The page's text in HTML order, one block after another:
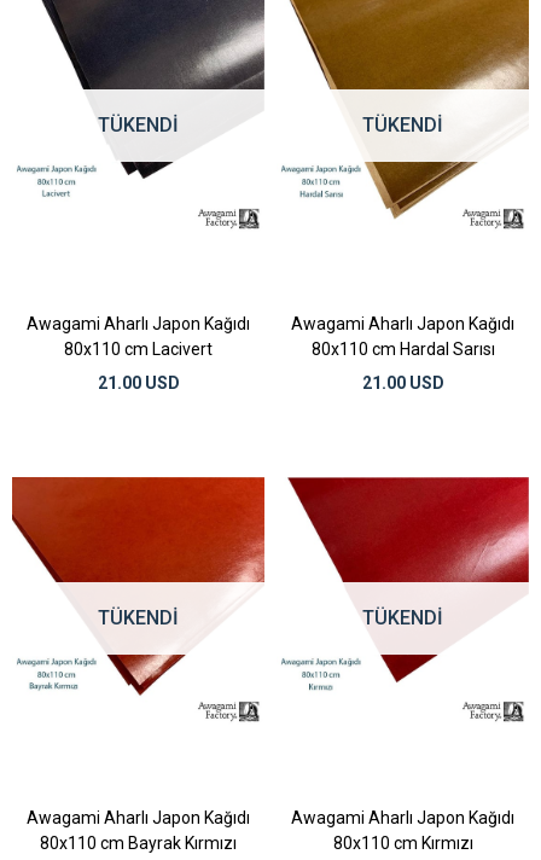
TÜKENDI
Awagami Aharlı Japon Kağıdı
80x110 cm Lacivert
21.00 USD
TÜKENDI
Awagami Aharlı Japon Kağıdı
80x110 cm Hardal Sarısı
21.00 USD
TÜKENDI
Awagami Aharlı Japon Kağıdı
80x110 cm Bayrak Kırmızı
TÜKENDI
Awagami Aharlı Japon Kağıdı
80x110 cm Kırmızı